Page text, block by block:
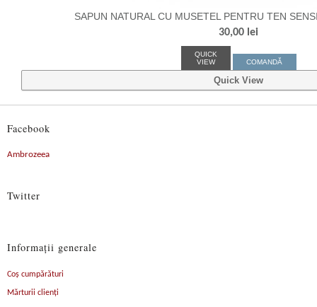
SAPUN NATURAL CU MUSETEL PENTRU TEN
30,00 lei
QUICK
VIEW
COMANDĂ
Quick View
Facebook
Ambrozeea
Twitter
Informaţii generale
Coş cumpărături
Mărturii clienți